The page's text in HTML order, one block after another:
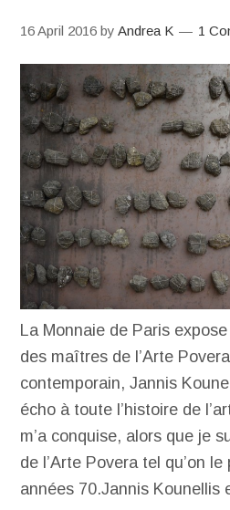
16 April 2016 byAndrea K 1
La Monnaie de Paris expose
des maîtres de l’Arte
contemporain, Jannis
écho à toute l’histoire de
m’a conquise, alors que je
de l’Arte Povera tel qu’on
années 70.Jannis Kounellis